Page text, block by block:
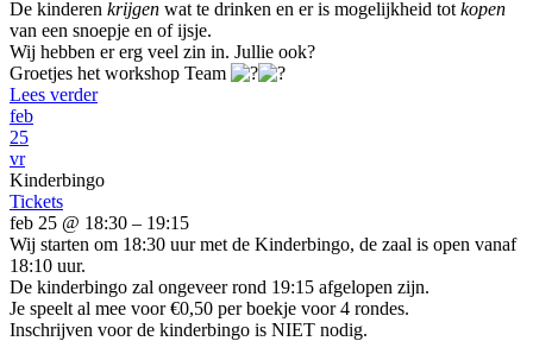
De kinderen krijgen wat te drinken en er is mogelijkheid tot kopen
van een snoepje en of ijsje.
Wij hebben er erg veel zin in. Jullie ook?
Groetjes het workshop Team
Lees verder
feb
25
vr
Kinderbingo
Tickets
feb 25 @ 18:30 – 19:15
Wij starten om 18:30 uur met de Kinderbingo, de zaal is open vanaf
18:10 uur.
De kinderbingo zal ongeveer rond 19:15 afgelopen zijn.
Je speelt al mee voor €0,50 per boekje voor 4 rondes.
Inschrijven voor de kinderbingo is NIET nodig.